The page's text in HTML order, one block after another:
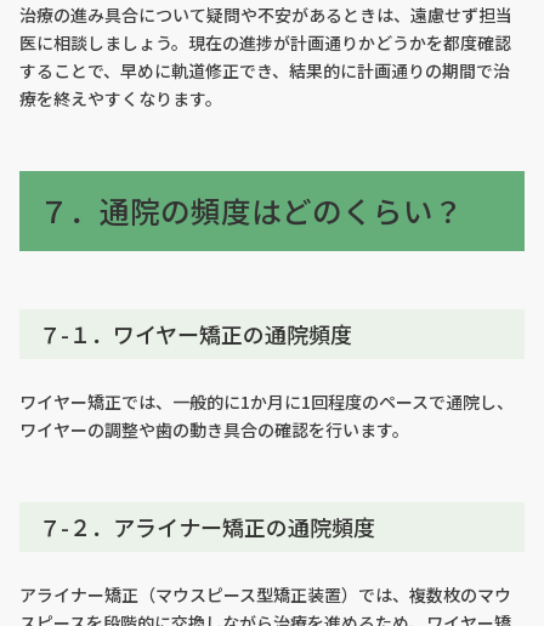
治療の進み具合について疑問や不安があるときは、遠慮せず担当
医に相談しましょう。現在の進捗が計画通りかどうかを都度確認
することで、早めに軌道修正でき、結果的に計画通りの期間で治
療を終えやすくなります。
７．通院の頻度はどのくらい？
７-１．ワイヤー矯正の通院頻度
ワイヤー矯正では、一般的に1か月に1回程度のペースで通院し、
ワイヤーの調整や歯の動き具合の確認を行います。
７-２．アライナー矯正の通院頻度
アライナー矯正（マウスピース型矯正装置）では、複数枚のマウ